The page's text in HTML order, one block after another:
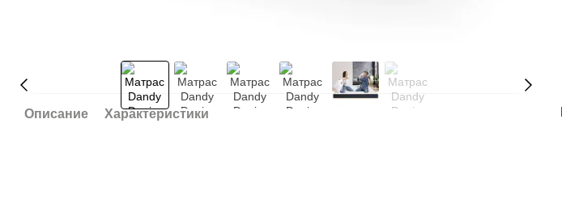
Описание Характеристики